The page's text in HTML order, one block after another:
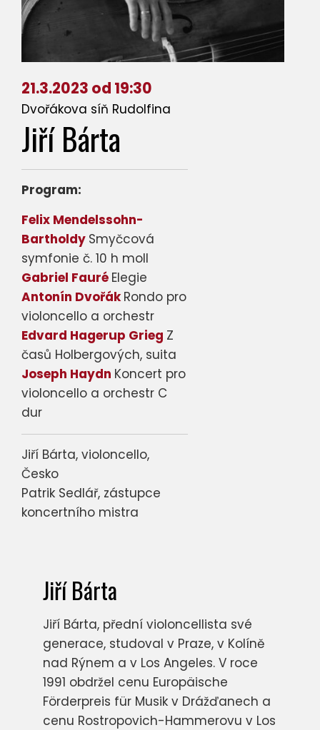
21.3.2023 od 19:30
Dvořákova síň Rudolfina
Jiří Bárta
Program:
Felix Mendelssohn-
Bartholdy Smyčcová
symfonie č. 10 h moll
Gabriel Fauré Elegie
Antonín DvořákRondo pro
violoncello a orchestr
Edvard Hagerup Grieg Z
časů Holbergových, suita
Joseph Haydn Koncert pro
violoncello a orchestr C
dur
Jiří Bárta, violoncello,
Česko
Patrik Sedlář, zástupce
koncertního mistra
Jiří Bárta
Jiří Bárta, přední violoncellista své
generace, studoval v Praze, v Kolíně
nad Rýnem a v Los Angeles. V roce
1991 obdržel cenu Europäische
Förderpreis für Musik v Drážďanech a
cenu Rostropovich-Hammerovu v Los